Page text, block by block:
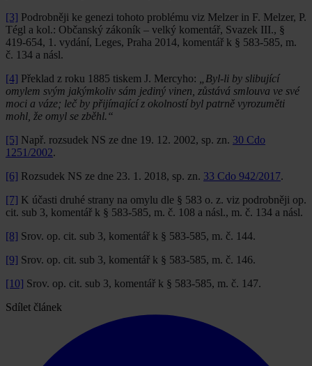
[3] Podrobněji ke genezi tohoto problému viz Melzer in F. Melzer, P.
Tégl a kol.: Občanský zákoník – velký komentář, Svazek III., §
419-654, 1. vydání, Leges, Praha 2014, komentář k § 583-585, m.
č. 134 a násl.
[4] Překlad z roku 1885 tiskem J. Mercyho:
„Byl-li by slibující
omylem svým jakýmkoliv sám jediný vinen, zůstává smlouva ve své
moci a váze; leč by přijímající z okolností byl patrně vyrozuměti
mohl, že omyl se zběhl.“
[5] Např. rozsudek NS ze dne 19. 12. 2002, sp. zn. 30 Cdo
1251/2002.
[6] Rozsudek NS ze dne 23. 1. 2018, sp. zn. 33 Cdo 942/2017.
[7] K účasti druhé strany na omylu dle § 583 o. z. viz podrobněji op.
cit. sub 3, komentář k § 583-585, m. č. 108 a násl., m. č. 134 a násl.
[8] Srov. op. cit. sub 3, komentář k § 583-585, m. č. 144.
[9] Srov. op. cit. sub 3, komentář k § 583-585, m. č. 146.
[10] Srov. op. cit. sub 3, komentář k § 583-585, m. č. 147.
Sdílet článek